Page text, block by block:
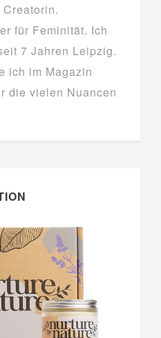
für Feminität. Ich
7 Jahren Leipzig.
ich im Magazin
die vielen Nuancen